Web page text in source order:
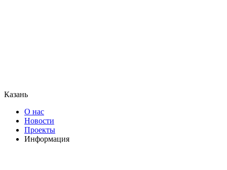
Казань
О нас
Новости
Проекты
Информация